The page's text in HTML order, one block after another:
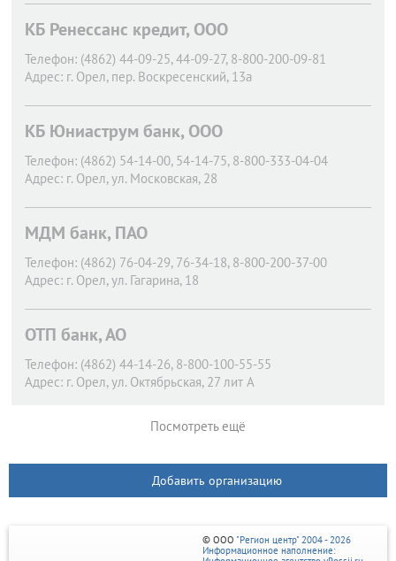
КБ Ренессанс кредит, ООО
Телефон: (4862) 44-09-25, 44-09-27, 8-800-200-09-81
Адрес: г. Орел, пер. Воскресенский, 13а
КБ Юниаструм банк, ООО
Телефон: (4862) 54-14-00, 54-14-75, 8-800-333-04-04
Адрес: г. Орел, ул. Московская, 28
МДМ банк, ПАО
Телефон: (4862) 76-04-29, 76-34-18, 8-800-200-37-00
Адрес: г. Орел, ул. Гагарина, 18
ОТП банк, АО
Телефон: (4862) 44-14-26, 8-800-100-55-55
Адрес: г. Орел, ул. Октябрьская, 27 лит А
Посмотреть ещё
Добавить организацию
© ООО "Регион центр" 2004 - 2026
Информационное наполнение: